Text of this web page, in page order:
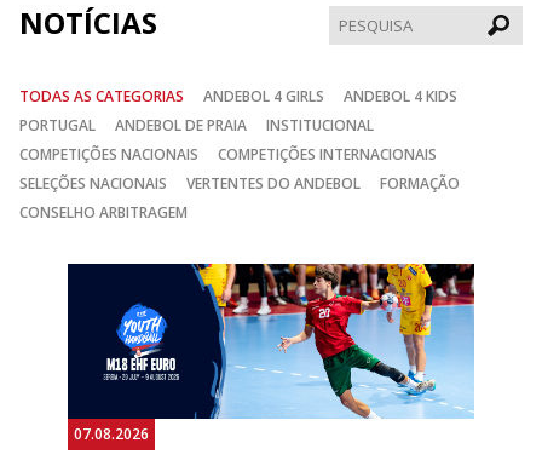
NOTÍCIAS
TODAS AS CATEGORIAS ANDEBOL 4 GIRLS
ANDEBOL 4 KIDS
PORTUGAL
ANDEBOL DE PRAIA
INSTITUCIONAL
COMPETIÇÕES NACIONAIS
COMPETIÇÕES INTERNACIONAIS
SELEÇÕES NACIONAIS
VERTENTES DO ANDEBOL
FORMAÇÃO
CONSELHO ARBITRAGEM
07.08.2026